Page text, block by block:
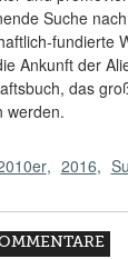
Suche
fundierte
Ankunft der
das
werden.
2016